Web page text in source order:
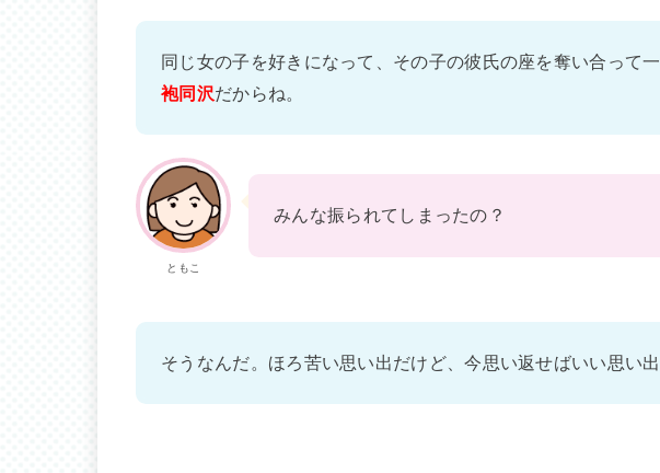
同じ女の子を好きになって、その子の彼氏の座を奪い合って
袍同沢だからね。
ともこ
みんな振られてしまったの？
そうなんだ。ほろ苦い思い出だけど、今思い返せばいい思い出